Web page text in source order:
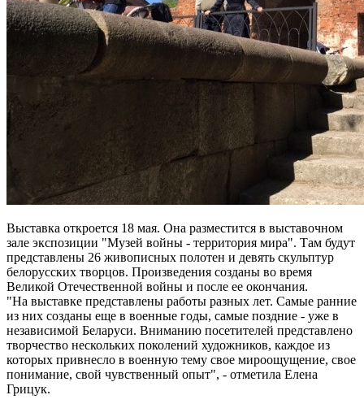
Выставка откроется 18 мая. Она разместится в выставочном
зале экспозиции "Музей войны - территория мира". Там будут
представлены 26 живописных полотен и девять скульптур
белорусских творцов. Произведения созданы во время
Великой Отечественной войны и после ее окончания.
"На выставке представлены работы разных лет. Самые ранние
из них созданы еще в военные годы, самые поздние - уже в
независимой Беларуси. Вниманию посетителей представлено
творчество нескольких поколений художников, каждое из
которых привнесло в военную тему свое мироощущение, свое
понимание, свой чувственный опыт", - отметила Елена
Грицук.